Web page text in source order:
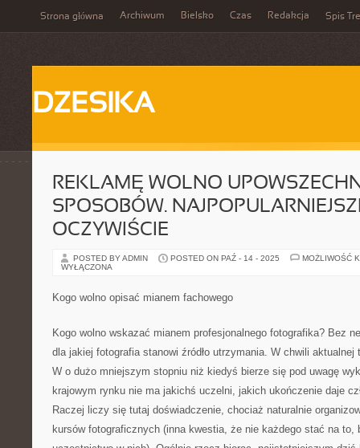
Strona główna Archiwum Bielsko Czas Redakcja Spis
DZESIKA
REKLAMĘ WOLNO
SPOSOBÓW.
OCZYWIŚCIE
POSTED BY ADMIN POSTED ON PAŹ - 14 - 2025
MOŻLIWOŚĆ
WYŁĄCZONA
Kogo wolno opisać mianem fachowego
Kogo wolno wskazać mianem profesjonalnego fotografika? Bez
dla jakiej fotografia stanowi źródło utrzymania. W chwili
W o dużo mniejszym stopniu niż kiedyś bierze się pod uwagę
krajowym rynku nie ma jakichś uczelni, jakich ukończenie daje
Raczej liczy się tutaj doświadczenie, chociaż naturalnie
kursów fotograficznych (inna kwestia, że nie każdego stać na to,